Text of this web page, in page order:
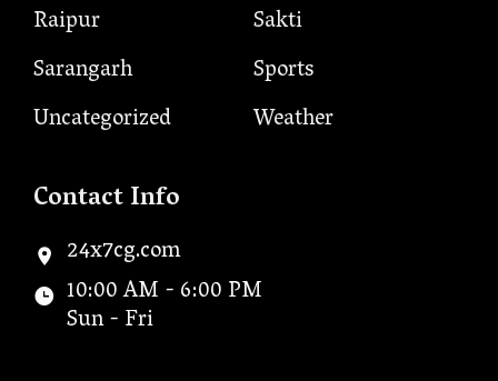
Raipur
Sakti
Sarangarh
Sports
Uncategorized
Weather
Contact Info
24x7cg.com
10:00 AM - 6:00 PM
Sun - Fri